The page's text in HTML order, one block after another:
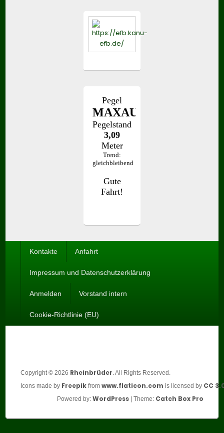
Kontakte Anfahrt
Impressum und Datenschutzerklärung
Anmelden Vorstand intern
Cookie-Richtlinie (EU)
Copyright © 2026 Rheinbrüder . All Rights Reserved.
Icons made by Freepik fromwww.flaticon.com is licensed by CC
Powered by: WordPress| Theme: Catch Box Pro